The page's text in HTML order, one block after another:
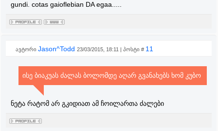
gundi. cotas gaioflebian DA egaa.....
ავტორი Jason^Todd 23/03/2015, 18:11 | პოსტი # 11
ისე ბიაკუას ძალას ბოლომდე აღარ გვანახებს ხომ კუბო
ნეტა რატომ არ გკიდიათ ამ ჩოილართა ძალები